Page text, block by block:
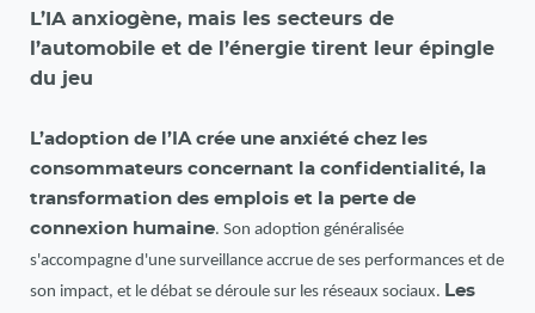
L’IA anxiogène, mais les secteurs de
l’automobile et de l’énergie tirent leur épingle
du jeu
L’adoption de l’IA crée une anxiété chez les
consommateurs concernant la confidentialité, la
transformation des emplois et la perte de
connexion humaine. Son adoption généralisée
s'accompagne d'une surveillance accrue de ses performances et de
son impact, et le débat se déroule sur les réseaux sociaux. Les